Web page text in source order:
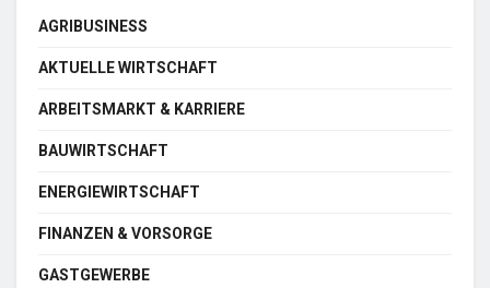
AGRIBUSINESS
AKTUELLE WIRTSCHAFT
ARBEITSMARKT & KARRIERE
BAUWIRTSCHAFT
ENERGIEWIRTSCHAFT
FINANZEN & VORSORGE
GASTGEWERBE